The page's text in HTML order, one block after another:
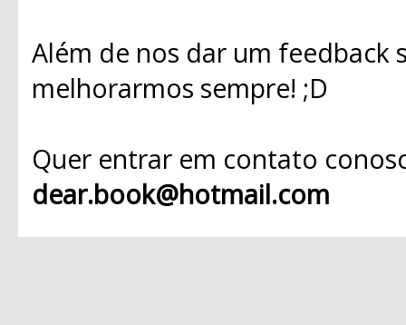
Além de nos dar um
melhorarmos sempre! ;D
Quer entrar em contato
dear.book@hotmail.com